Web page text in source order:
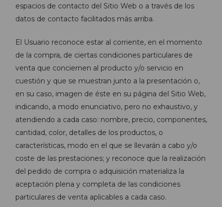
espacios de contacto del Sitio Web o a través de los
datos de contacto facilitados más arriba.
El Usuario reconoce estar al corriente, en el momento
de la compra, de ciertas condiciones particulares de
venta que conciernen al producto y/o servicio en
cuestión y que se muestran junto a la presentación o,
en su caso, imagen de éste en su página del Sitio Web,
indicando, a modo enunciativo, pero no exhaustivo, y
atendiendo a cada caso: nombre, precio, componentes,
cantidad, color, detalles de los productos, o
características, modo en el que se llevarán a cabo y/o
coste de las prestaciones; y reconoce que la realización
del pedido de compra o adquisición materializa la
aceptación plena y completa de las condiciones
particulares de venta aplicables a cada caso.